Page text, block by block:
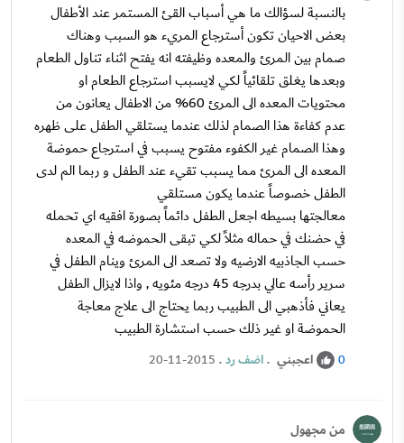
بالنسبة لسؤالك ما هي أسباب القئ المستمر عند الأطفال
بعض الاحيان تكون أسترجاع المريء هو السبب وهناك
صمام بين المرئ والمعده وظيفته انه يفتح اثناء تناول الطعام
وبعدها يغلق تلقائياً لكي لايسبب استرجاع الطعام او
محتويات المعده الى المرئ 60% من الاطفال يعانون من
عدم كفاءة هذا الصمام لذلك عندما يستلقي الطفل على ظهره
وهذا الصمام غير الكفوء مفتوح يسبب في استرجاع حموضة
المعده الى المرئ مما يسبب تقيء عند الطفل و ربما الم لدى
الطفل خصوصاً عندما يكون مستلقي
معالجتها بسيطه اجعل الطفل دائماً بصورة افقيه اي تحمله
في حضنك في حماله مثلاً لكي تبقى الحموضه في المعده
حسب الجاذبيه الارضيه ولا تصعد الى المرئ وينام الطفل في
سرير رأسه عالي بدرجه 45 درجه مئويه , واذا لايزال الطفل
يعاني فأذهبي الى الطبيب ربما يحتاج الى علاج معاجة
الحموضة او غير ذلك حسب استشارة الطبيب
0 اعجبني .اضف رد.
20-11-2015
من مجهول